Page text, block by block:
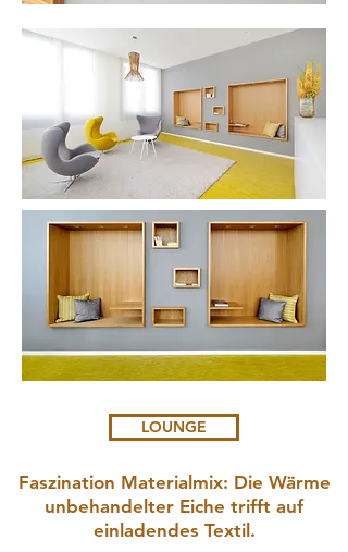
LOUNGE
Faszination Materialmix: Die Wärme
unbehandelter Eiche trifft auf
einladendes Textil.